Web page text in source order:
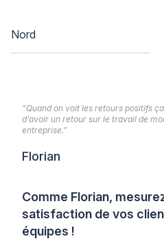
Nord
Comme Florian,
satisfaction de vos
équipes !
“Quand on voit les retours positifs
d’avoir un retour sur le travail de
entreprise.”
Florian